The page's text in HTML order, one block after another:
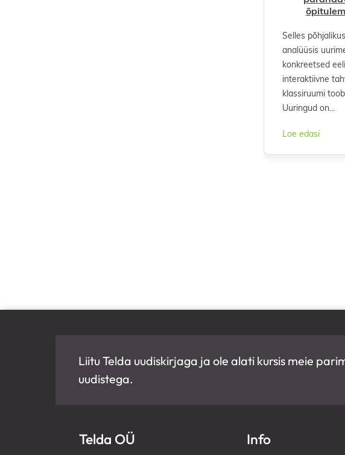
Selles põhjalikus
analüüsis
konkreetsed
interaktiivne
klassiruumi
Uuringud on...
Loe edasi
Liitu Telda uudiskirjaga ja ole alati kursis meie
uudistega.
Telda OÜ Info